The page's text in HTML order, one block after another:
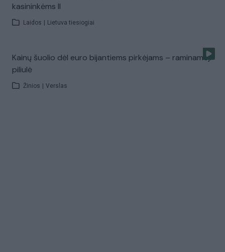
kasininkėms II
Laidos Lietuva tiesiogiai
Kainų šuolio dėl euro bijantiems pirkėjams – raminamoji
piliulė
Žinios Verslas